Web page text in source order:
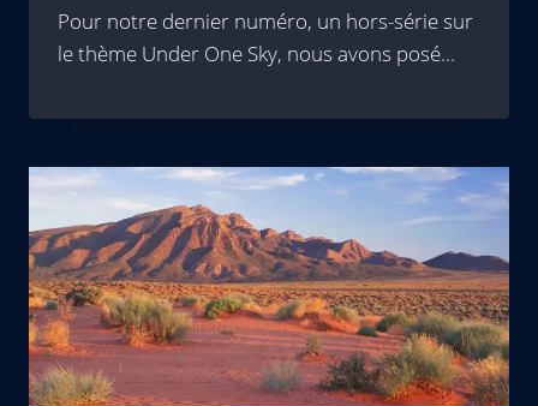
Pour notre dernier numéro, un hors-série sur
le thème Under One Sky, nous avons posé…